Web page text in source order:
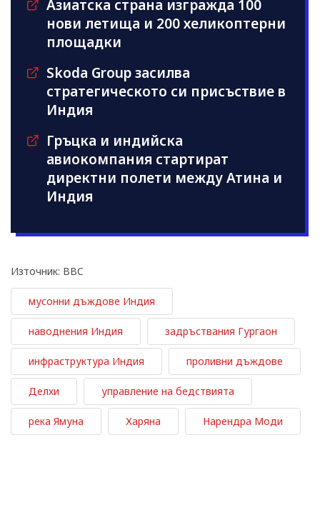
Азиатска страна изгражда 100
нови летища и 200 хеликоптерни
площадки
Skoda Group засилва
стратегическото си присъствие в
Индия
Гръцка и индийска
авиокомпания стартират
директни полети между Атина и
Индия
Източник: BBC
мусонни дъждове Индия
наводнения Индия задръствания Гургаон
инфраструктура Индия проливни дъждове
Делхи управление на бедствията
река Ямуна Харяна Нарендра Моди